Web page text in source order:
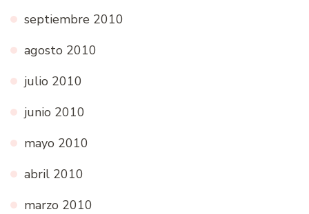
septiembre 2010
agosto 2010
julio 2010
junio 2010
mayo 2010
abril 2010
marzo 2010